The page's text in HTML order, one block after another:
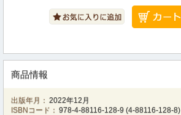
商品情報
出版年月： 2022年12月
ISBNコード： 978-4-88116-128-9 (4-88116-128-8)